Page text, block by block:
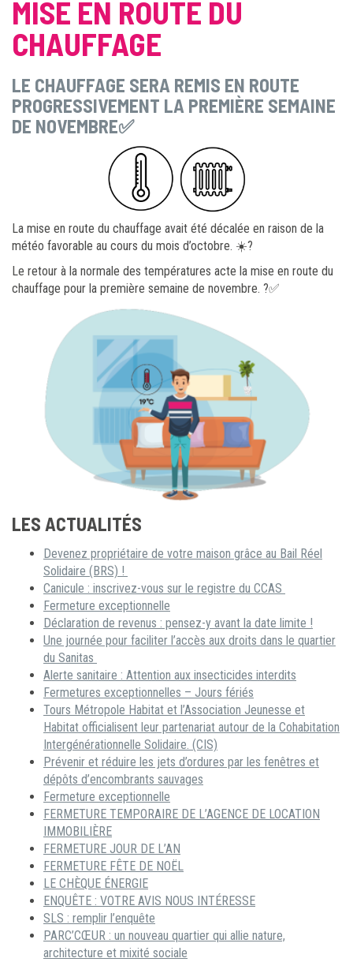
MISE EN ROUTE DU
CHAUFFAGE
LE CHAUFFAGE SERA REMIS EN ROUTE
PROGRESSIVEMENT LA PREMIÈRE SEMAINE
DE NOVEMBRE✅
La mise en route du chauffage avait été décalée en raison de la
météo favorable au cours du mois d’octobre. ☀️?
Le retour à la normale des températures acte la mise en route du
chauffage pour la première semaine de novembre. ?✅
LES ACTUALITÉS
Devenez propriétaire de votre maison grâce au Bail Réel
Solidaire (BRS) !
Canicule : inscrivez-vous sur le registre du CCAS
Fermeture exceptionnelle
Déclaration de revenus : pensez-y avant la date limite !
Une journée pour faciliter l’accès aux droits dans le quartier
du Sanitas
Alerte sanitaire : Attention aux insecticides interdits
Fermetures exceptionnelles – Jours fériés
Tours Métropole Habitat et l’Association Jeunesse et
Habitat officialisent leur partenariat autour de la Cohabitation
Intergénérationnelle Solidaire. (CIS)
Prévenir et réduire les jets d’ordures par les fenêtres et
dépôts d’encombrants sauvages
Fermeture exceptionnelle
FERMETURE TEMPORAIRE DE L’AGENCE DE LOCATION
IMMOBILIÈRE
FERMETURE JOUR DE L’AN
FERMETURE FÊTE DE NOËL
LE CHÈQUE ÉNERGIE
ENQUÊTE : VOTRE AVIS NOUS INTÉRESSE
SLS : remplir l’enquête
PARC’CŒUR : un nouveau quartier qui allie nature,
architecture et mixité sociale